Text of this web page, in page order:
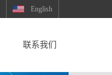
English
联系我们